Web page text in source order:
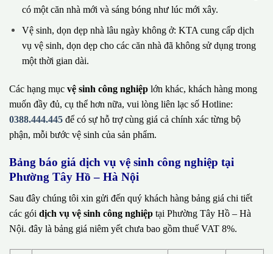
có một căn nhà mới và sáng bóng như lúc mới xây.
Vệ sinh, dọn dẹp nhà lâu ngày không ở: KTA cung cấp dịch
vụ vệ sinh, dọn dẹp cho các căn nhà đã không sử dụng trong
một thời gian dài.
Các hạng mục vệ sinh công nghiệp lớn khác, khách hàng mong
muốn đầy đủ, cụ thể hơn nữa, vui lòng liên lạc số Hotline:
0388.444.445 để có sự hỗ trợ cùng giá cả chính xác từng bộ
phận, mỗi bước vệ sinh của sản phẩm.
Bảng báo giá dịch vụ vệ sinh công nghiệp tại
Phường Tây Hồ – Hà Nội
Sau đây chúng tôi xin gửi đến quý khách hàng bảng giá chi tiết
các gói dịch vụ vệ sinh công nghiệp tại Phường Tây Hồ – Hà
Nội. đây là bảng giá niêm yết chưa bao gồm thuế VAT 8%.